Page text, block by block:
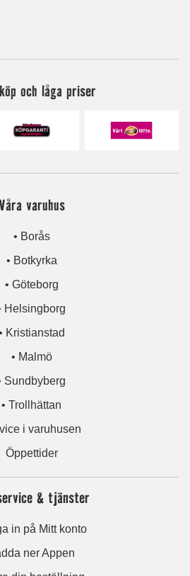
och låga priser
varuhus
• Borås
• Botkyrka
• Göteborg
Helsingborg
Kristianstad
• Malmö
Sundbyberg
• Trollhättan
i varuhusen
Öppettider
& tjänster
in på Mitt konto
ner Appen